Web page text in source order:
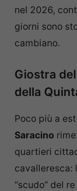
nel 2026,
giorni sono
cambiano.
Giostra
della
Poco più a
Saracino
quartieri
cavalleresca:
“scudo” del